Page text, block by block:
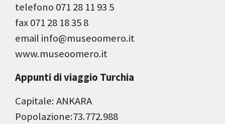
telefono 071 28 11 93 5
fax 071 28 18 35 8
email info@museoomero.it
www.museoomero.it
Appunti di viaggio Turchia
Capitale: ANKARA
Popolazione:73.772.988